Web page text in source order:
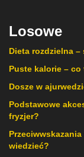
Losowe
Dieta rozdzielna
Puste kalorie – co
Dosze w
Podstawowe
fryzjer?
wiedzieć?